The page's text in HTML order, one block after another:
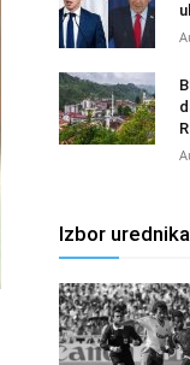
Izbor urednika